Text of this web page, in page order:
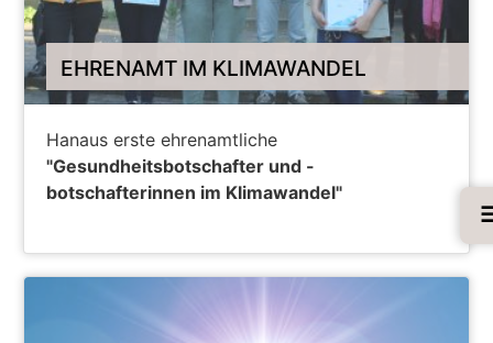
EHRENAMT IM KLIMAWANDEL
Hanaus erste ehrenamtliche
"Gesundheitsbotschafter und -
botschafterinnen im Klimawandel"